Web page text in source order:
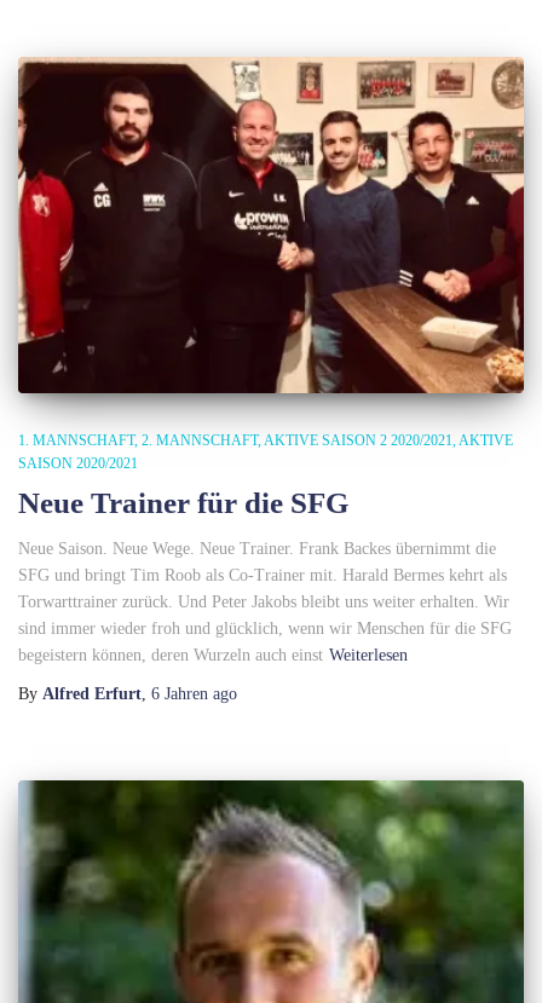
1. MANNSCHAFT 2. MANNSCHAFT AKTIVE SAISON 2 2020/2021 AKTIVE
SAISON 2020/2021
Neue Trainer für die SFG
Neue Saison. Neue Wege. Neue Trainer. Frank Backes übernimmt die
SFG und bringt Tim Roob als Co-Trainer mit. Harald Bermes kehrt als
Torwarttrainer zurück. Und Peter Jakobs bleibt uns weiter erhalten. Wir
sind immer wieder froh und glücklich, wenn wir Menschen für die SFG
begeistern können, deren Wurzeln auch einst Weiterlesen
By Alfred Erfurt, 6 Jahren ago